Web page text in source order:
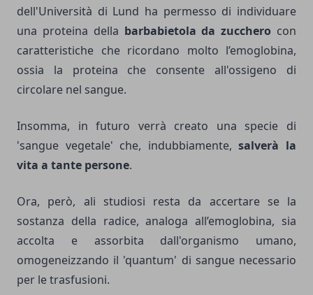
dell'Università di Lund ha permesso di individuare
una proteina della barbabietola da zucchero con
caratteristiche che ricordano molto l’emoglobina,
ossia la proteina che consente all'ossigeno di
circolare nel sangue.
Insomma, in futuro verrà creato una specie di
'sangue vegetale' che, indubbiamente,salverà la
vita a tante persone.
Ora, però, ali studiosi resta da accertare se la
sostanza della radice, analoga all’emoglobina, sia
accolta e assorbita dall'organismo umano,
omogeneizzando il 'quantum' di sangue necessario
per le trasfusioni.